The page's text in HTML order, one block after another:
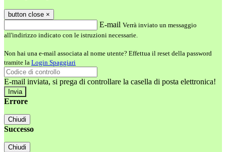
button close ×
E-mail Verrà inviato un messaggio
all'indirizzo indicato con le istruzioni necessarie.
Non hai una e-mail associata al nome utente? Effettua il reset della password
tramite la Login Spaggiari
E-mail inviata, si prega di controllare la casella di posta elettronica!
Errore
Chiudi
Successo
Chiudi